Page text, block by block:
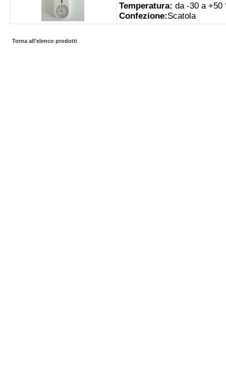
Temperatura: da -30 a +50
Confezione:Scatola
Torna all'elenco prodotti